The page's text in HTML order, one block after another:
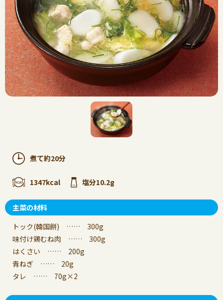
煮て約20分
1347kcal 塩分10.2g
主菜の材料
トック(韓国餅) …… 300g
味付け鶏むね肉 …… 300g
はくさい …… 200g
青ねぎ …… 20g
タレ …… 70g×2